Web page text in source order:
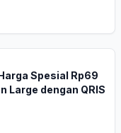
Spesial Rp69
Large dengan QRIS